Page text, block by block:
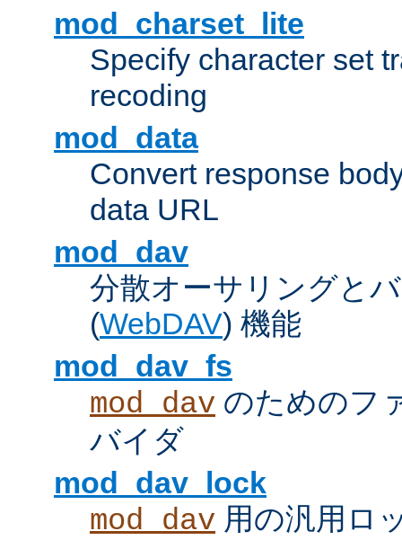
mod_charset_lite
Specify character set
recoding
mod_data
Convert response
data URL
mod_dav
分散オーサリングと
(WebDAV) 機能
mod_dav_fs
mod_dav のためのフ
バイダ
mod_dav_lock
mod_dav 用の汎用ロ